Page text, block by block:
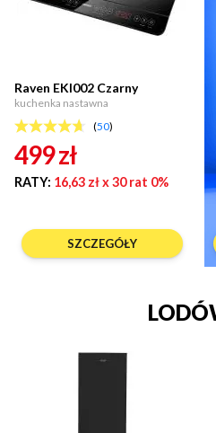
Raven EKI002 Czarny
kuchenka nastawna
(50)
499zł
RATY: 16,63 złx 30 rat 0%
SZCZEGÓŁY